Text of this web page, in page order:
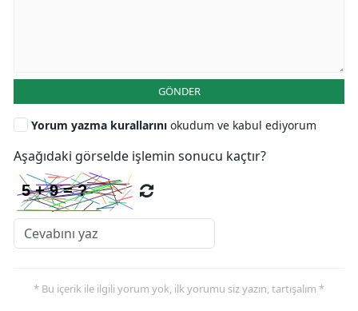
GÖNDER
Yorum yazma kurallarını okudum ve kabul ediyorum
Aşağıdaki görselde işlemin sonucu kaçtır?
* Bu içerik ile ilgili yorum yok, ilk yorumu siz yazın, tartışalım *